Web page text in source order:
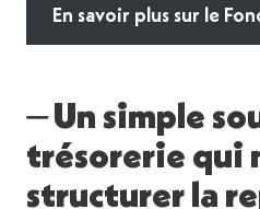
En savoir plus sur le
⏤ Un simple
trésorerie qui
structurer la